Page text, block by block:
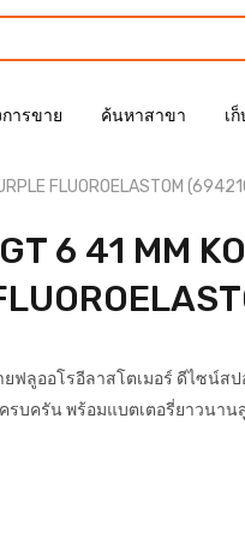
ารขาย ค้นหาสาขา เ
FLUOROELASTOM
6 41 MM
ายฟลูออโรอีลาสโตเมอร์ ดีไซน์ส
บครัน พร้อมแบตเตอรี่ยาวนาน